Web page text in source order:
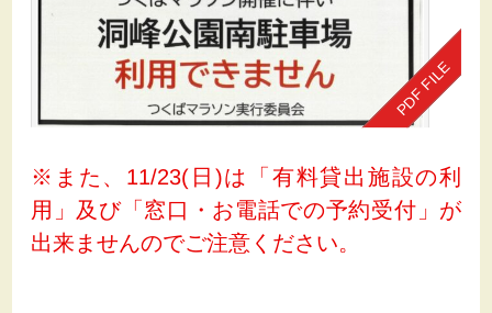
※また、11/23(日)は「有料貸出施設の利
用」及び「窓口・お電話での予約受付」が
出来ませんのでご注意ください。